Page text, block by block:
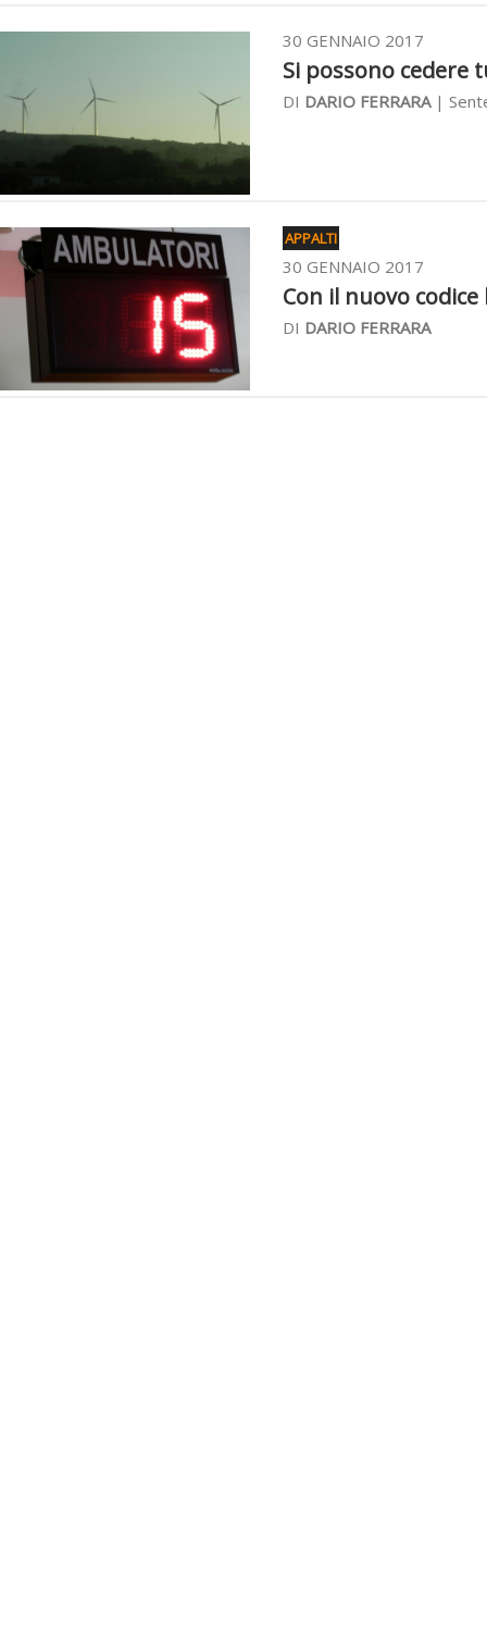
30 GENNAIO 2017
Si possono cedere
DI DARIO FERRARA|
APPALTI
30 GENNAIO 2017
Con il nuovo
DI DARIO FERRARA